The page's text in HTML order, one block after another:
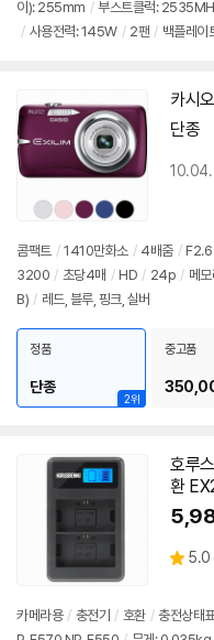
이): 255mm / 부스트클럭:
/ 사용전력: 145W / 2팬 / 백플레이
카시
단종
10.04.
콤팩트 / 1410만화소 / 4배줌 / F2.6
3200 / 초당4매 / HD / 24p / 메
B) / 레드, 블루, 핑크, 실버
2위
정품
단종
중고품
호루
환
별
5.0
카메라용 / 충전기 / 호환 / 충전상태